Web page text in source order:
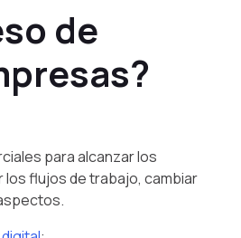
de
para alcanzar los
flujos de trabajo, cambiar